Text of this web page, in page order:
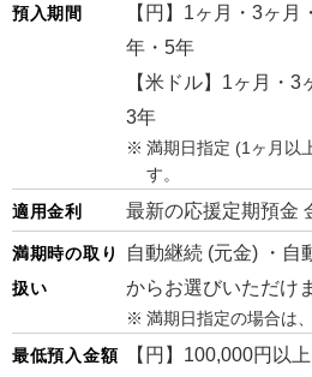
預入期間
【円】1ヶ月・3ヶ
年・5年
【米ドル】1ヶ月・3
3年
満期日指定 (1ヶ月以
す。
適用金利
最新の応援定期預金
満期時の取り
扱い
自動継続 (元金) ・自
からお選びいただけ
満期日指定の場合は
最低預入金額
【円】100,000円以